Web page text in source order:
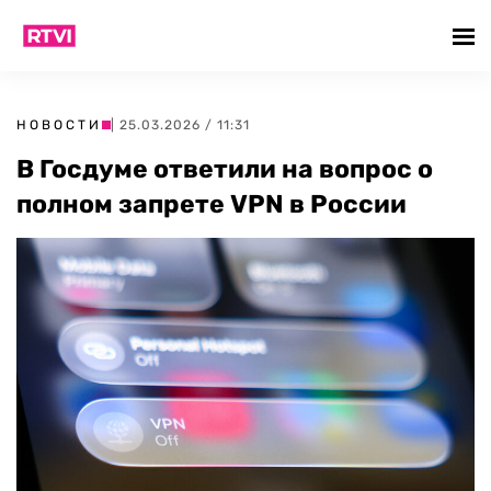
НОВОСТИ | 25.03.2026 / 11:31
В Госдуме ответили на вопрос о
полном запрете VPN в России